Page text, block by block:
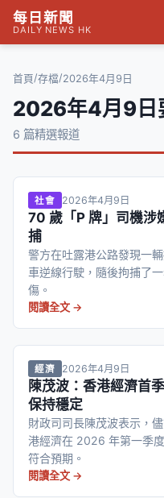
每日新聞
DAILY NEWS HK
首頁/存檔/2026年4月9日
2026年4月9日
6 篇精選報道
社會 2026年4月9日
70 歲「P 牌」司機涉
捕
警方在吐露港公路發現一
車逆線行駛，隨後拘捕了
傷。
閱讀全文 →
經濟 2026年4月9日
陳茂波：香港經濟首
保持穩定
財政司司長陳茂波表示，
港經濟在 2026 年第一季
符合預期。
閱讀全文 →